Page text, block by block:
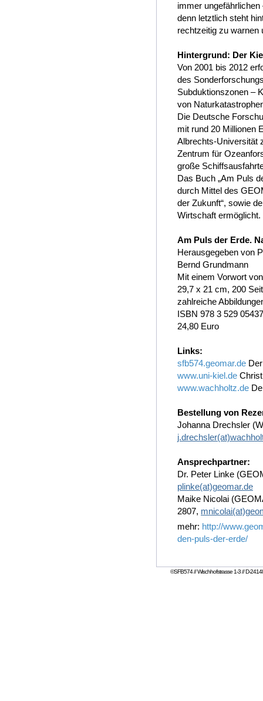
immer
denn letztlich steht
rechtzeitig zu warnen
Hintergrund: Der
Von 2001 bis 2012
des
Subduktionszonen –
von
Die Deutsche
mit rund 20 Millionen
Albrechts-Universität
Zentrum für
große
Das Buch „Am Puls
durch Mittel des
der Zukunft“, sowie
Wirtschaft ermöglicht.
Am Puls der Erde.
Herausgegeben von
Bernd Grundmann
Mit einem Vorwort
29,7 x 21 cm, 200
zahlreiche
ISBN 978 3 529
24,80 Euro
Links:
sfb574.geomar.de
www.uni-kiel.de
www.wachholtz.de
Bestellung von
Johanna Drechsler
Ansprechpartner:
Dr. Peter Linke
plinke(at)geomar.de
Maike Nicolai
2807,
mehr: http://
den-puls-der-erde/
©SFB574 // Wischhofstrasse 1-3 // D-